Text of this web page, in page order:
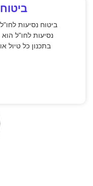
ביטוח נסיעות
נסיעות לחו"ל
בתכנון כל טיול